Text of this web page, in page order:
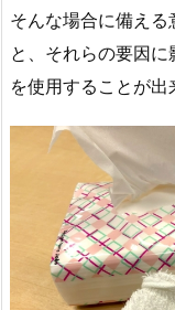
そんな場合に備える
と、それらの要因
を使用することが出